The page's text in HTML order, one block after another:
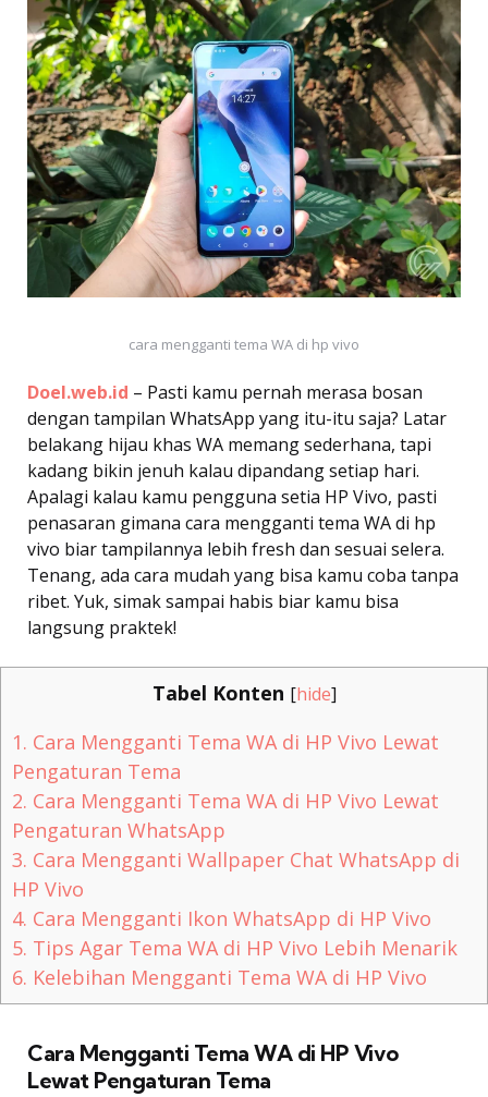
cara mengganti tema WA di hp vivo
Doel.web.id – Pasti kamu pernah merasa bosan
dengan tampilan WhatsApp yang itu-itu saja? Latar
belakang hijau khas WA memang sederhana, tapi
kadang bikin jenuh kalau dipandang setiap hari.
Apalagi kalau kamu pengguna setia HP Vivo, pasti
penasaran gimana cara mengganti tema WA di hp
vivo biar tampilannya lebih fresh dan sesuai selera.
Tenang, ada cara mudah yang bisa kamu coba tanpa
ribet. Yuk, simak sampai habis biar kamu bisa
langsung praktek!
Tabel Konten [hide]
1. Cara Mengganti Tema WA di HP Vivo Lewat
Pengaturan Tema
2. Cara Mengganti Tema WA di HP Vivo Lewat
Pengaturan WhatsApp
3. Cara Mengganti Wallpaper Chat WhatsApp di
HP Vivo
4. Cara Mengganti Ikon WhatsApp di HP Vivo
5. Tips Agar Tema WA di HP Vivo Lebih Menarik
6. Kelebihan Mengganti Tema WA di HP Vivo
Cara Mengganti Tema WA di HP Vivo
Lewat Pengaturan Tema